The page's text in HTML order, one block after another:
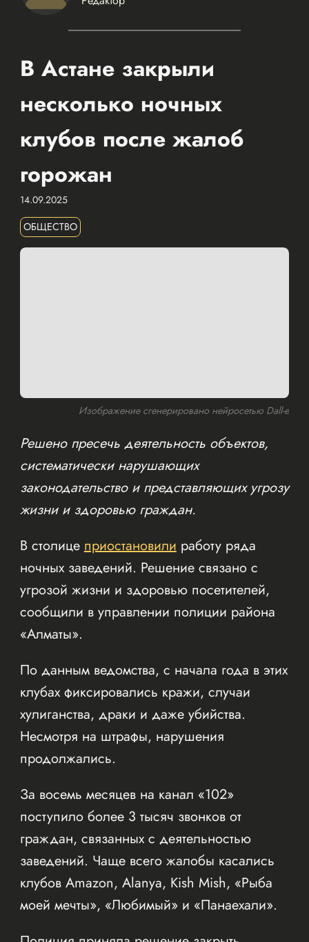
В Астане закрыли
несколько ночных
клубов после жалоб
горожан
14.09.2025
ОБЩЕСТВО
Изображение сгенерировано нейросетью Dall-e
Решено пресечь деятельность объектов,
систематически нарушающих
законодательство и представляющих угрозу
жизни и здоровью граждан.
В столицеприостановилиработу ряда
ночных заведений. Решение связано с
угрозой жизни и здоровью посетителей,
сообщили в управлении полиции района
«Алматы».
По данным ведомства, с начала года в этих
клубах фиксировались кражи, случаи
хулиганства, драки и даже убийства.
Несмотря на штрафы, нарушения
продолжались.
За восемь месяцев на канал «102»
поступило более 3 тысяч звонков от
граждан, связанных с деятельностью
заведений. Чаще всего жалобы касались
клубов Amazon, Alanya, Kish Mish, «Рыба
моей мечты», «Любимый» и «Панаехали».